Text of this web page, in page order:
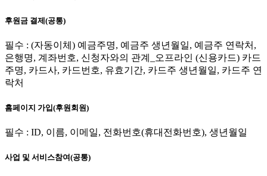
후원금 결제(공통)
필수 : (자동이체) 예금주명, 예금주 생년월일, 예금주 연락처,
은행명, 계좌번호, 신청자와의 관계_오프라인 (신용카드) 카드
주명, 카드사, 카드번호, 유효기간, 카드주 생년월일, 카드주 연
락처
홈페이지 가입(후원회원)
필수 : ID, 이름, 이메일, 전화번호(휴대전화번호), 생년월일
사업 및 서비스참여(공통)